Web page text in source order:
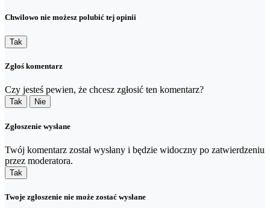
Chwilowo nie możesz polubić tej opinii
Tak
Zgłoś komentarz
Czy jesteś pewien, że chcesz zgłosić ten komentarz?
Tak Nie
Zgłoszenie wysłane
Twój komentarz został wysłany i będzie widoczny po zatwierdzeniu
przez moderatora.
Tak
Twoje zgłoszenie nie może zostać wysłane